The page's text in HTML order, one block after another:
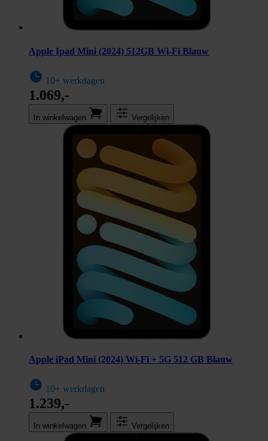
Apple Ipad Mini (2024) 512GB Wi-Fi Blauw
10+ werkdagen
1.069,-
In winkel­wagen Vergelijken
Apple iPad Mini (2024) Wi-Fi + 5G 512 GB Blauw
10+ werkdagen
1.239,-
In winkel­wagen Vergelijken